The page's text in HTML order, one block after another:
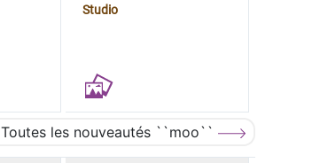
Studio
Toutes les nouveautés ``moo``